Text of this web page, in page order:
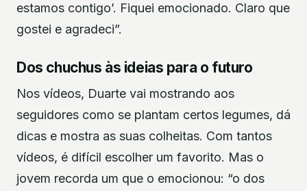
estamos contigo’. Fiquei emocionado. Claro que
gostei e agradeci”.
Dos chuchus às ideias para o futuro
Nos vídeos, Duarte vai mostrando aos
seguidores como se plantam certos legumes, dá
dicas e mostra as suas colheitas. Com tantos
vídeos, é difícil escolher um favorito. Mas o
jovem recorda um que o emocionou: “o dos